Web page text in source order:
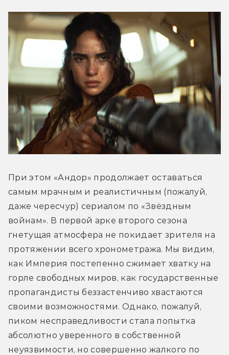
При этом «Андор» продолжает оставаться
самым мрачным и реалистичным (пожалуй,
даже чересчур) сериалом по «Звёздным
войнам». В первой арке второго сезона
гнетущая атмосфера не покидает зрителя на
протяжении всего хронометража. Мы видим,
как Империя постепенно сжимает хватку на
горле свободных миров, как государственные
пропагандисты беззастенчиво хвастаются
своими возможностями. Однако, пожалуй,
пиком несправедливости стала попытка
абсолютно уверенного в собственной
неуязвимости, но совершенно жалкого по